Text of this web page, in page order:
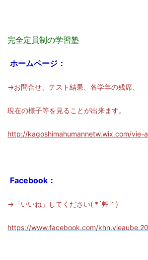
完全定員制の学習塾
ホームページ：
→お問合せ、テスト結果、各学年の残席、
現在の様子等を見ることが出来ます。
http://kagoshimahumannetw.wix.com/vie-
Facebook：
→「いいね」してください( *´艸｀)
https://www.facebook.com/